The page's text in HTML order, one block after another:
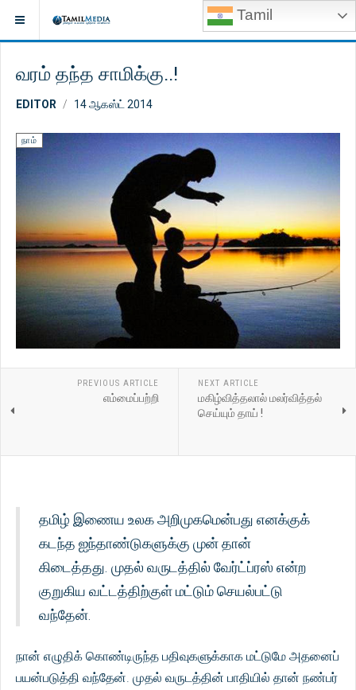
Tamil
வரம் தந்த சாமிக்கு..!
EDITOR 14 ஆகஸ்ட் 2014
நாம்
PREVIOUS ARTICLE
எம்மைப்பற்றி
NEXT ARTICLE
மகிழ்வித்தலால் மலர்வித்தல்
செய்யும் தாய் !
தமிழ் இணைய உலக அறிமுகமென்பது எனக்குக்
கடந்த ஐந்தாண்டுகளுக்கு முன் தான்
கிடைத்தது. முதல் வருடத்தில் வேர்ட்ப்ரஸ் என்ற
குறுகிய வட்டத்திற்குள் மட்டும் செயல்பட்டு
வந்தேன்.
நான் எழுதிக் கொண்டிருந்த பதிவுகளுக்காக மட்டுமே அதனைப்
பயன்படுத்தி வந்தேன். முதல் வருடத்தின் பாதியில் தான் நண்பர்